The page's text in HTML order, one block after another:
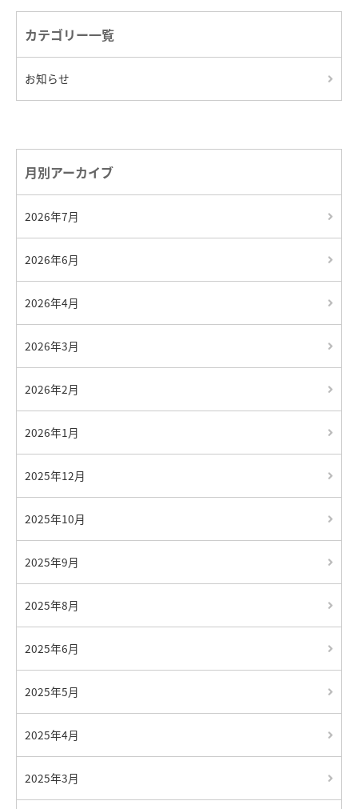
カテゴリー一覧
お知らせ
月別アーカイブ
2026年7月
2026年6月
2026年4月
2026年3月
2026年2月
2026年1月
2025年12月
2025年10月
2025年9月
2025年8月
2025年6月
2025年5月
2025年4月
2025年3月